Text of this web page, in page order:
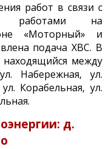
работ в связи с
работами на
«Моторный» и
подача ХВС. В
между
Набережная, ул.
Корабельная, ул.
д.